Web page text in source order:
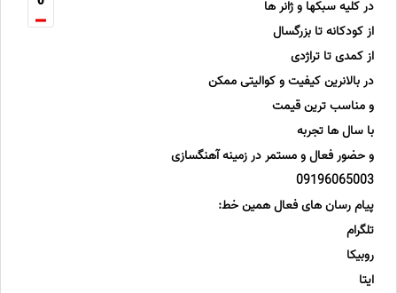
در کلیه سبکها و ژانر ها
از کودکانه تا بزرگسال
از کمدی تا تراژدی
در بالانرین کیفیت و کوالیتی ممکن
و مناسب ترین قیمت
با سال ها تجربه
و حضور فعال و مستمر در زمینه آهنگسازی
09196065003
پیام رسان های فعال همین خط:
تلگرام
روبیکا
ایتا